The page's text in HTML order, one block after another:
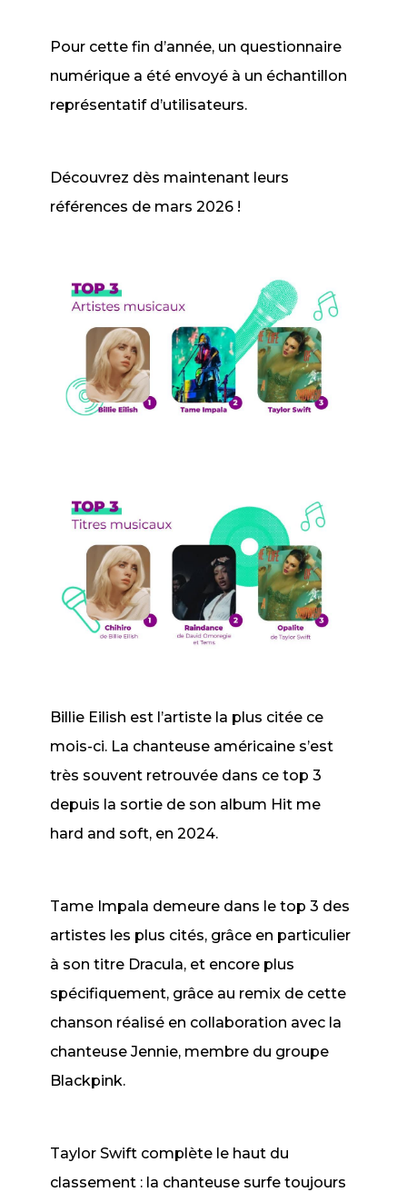
Pour cette fin d’année, un questionnaire
numérique a été envoyé à un échantillon
représentatif d’utilisateurs.
Découvrez dès maintenant leurs
références de mars 2026 !
Billie Eilish est l’artiste la plus citée ce
mois-ci. La chanteuse américaine s’est
très souvent retrouvée dans ce top 3
depuis la sortie de son album Hit me
hard and soft, en 2024.
Tame Impala demeure dans le top 3 des
artistes les plus cités, grâce en particulier
à son titre Dracula, et encore plus
spécifiquement, grâce au remix de cette
chanson réalisé en collaboration avec la
chanteuse Jennie, membre du groupe
Blackpink.
Taylor Swift complète le haut du
classement : la chanteuse surfe toujours